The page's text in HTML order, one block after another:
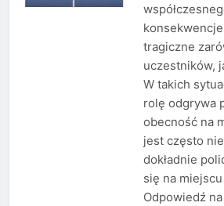
tragiczne
uczestników,
W takich
rolę odgrywa
obecność na
jest często
dokładnie
się na
Odpowiedź